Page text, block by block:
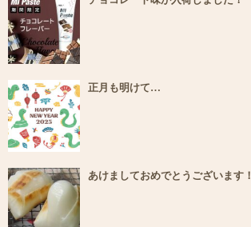
正月も明けて…
あけましておめでとうございます！